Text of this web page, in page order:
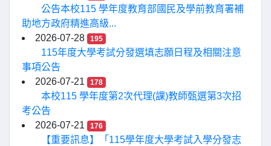
公告本校115 學年度教育部國民及學前教育署補
助地方政府精進高級...
2026-07-28
195
115年度大學考試分發選填志願日程及相關注意
事項公告
2026-07-21
178
本校115 學年度第2次代理(課)教師甄選第3次招
考公告
2026-07-21
176
【重要訊息】「115學年度大學考試入學分發志